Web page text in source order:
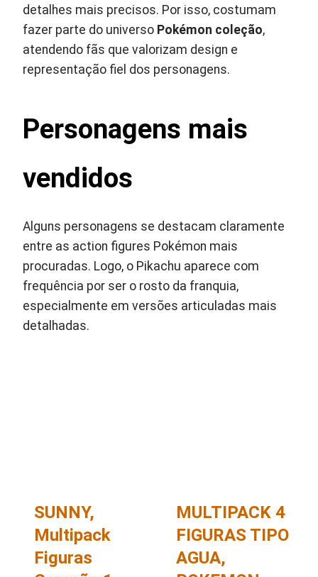
detalhes mais precisos. Por isso, costumam
fazer parte do universo Pokémon coleção,
atendendo fãs que valorizam design e
representação fiel dos personagens.
Personagens mais
vendidos
Alguns personagens se destacam claramente
entre as action figures Pokémon mais
procuradas. Logo, o Pikachu aparece com
frequência por ser o rosto da franquia,
especialmente em versões articuladas mais
detalhadas.
SUNNY,
Multipack
Figuras
MULTIPACK 4
FIGURAS TIPO
AGUA,